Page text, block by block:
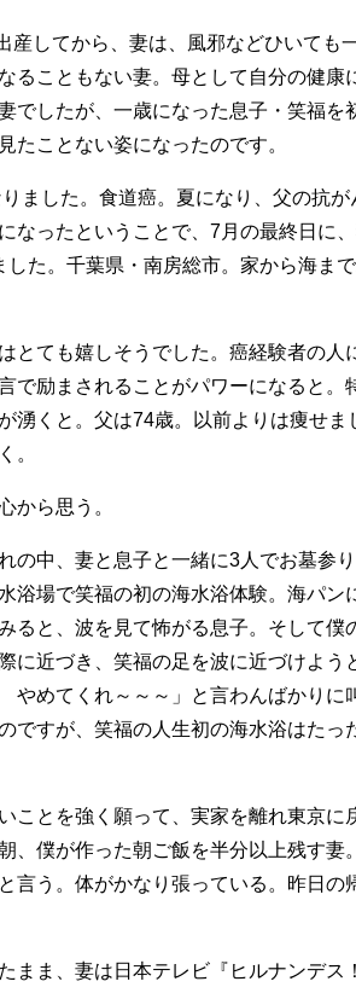
産してから、妻は、風邪などひいても
ることもない妻。母として自分の健康
でしたが、一歳になった息子・笑福を
たことない姿になったのです。
ました。食道癌。夏になり、父の抗が
なったということで、7月の最終日に
た。千葉県・南房総市。家から海ま
とても嬉しそうでした。癌経験者の人
で励まされることがパワーになると。
湧くと。父は74歳。以前よりは痩せま
。
から思う。
の中、妻と息子と一緒に3人でお墓参
浴場で笑福の初の海水浴体験。海パン
ると、波を見て怖がる息子。そして僕
に近づき、笑福の足を波に近づけよう
やめてくれ～～～」と言わんばかりに
ですが、笑福の人生初の海水浴はたっ
ことを強く願って、実家を離れ東京に
、僕が作った朝ご飯を半分以上残す妻
言う。体がかなり張っている。昨日の
まま、妻は日本テレビ『ヒルナンデス